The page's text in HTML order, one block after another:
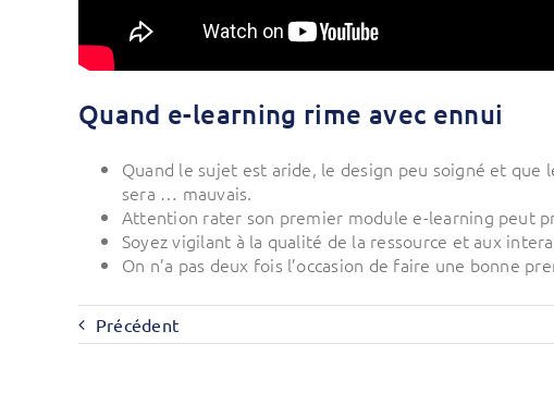
Quand e-learning rime avec ennui
Quand le sujet est aride, le design peu soigné et
sera … mauvais.
Attention rater son premier module e-learning peut
Soyez vigilant à la qualité de la ressource et aux
On n’a pas deux fois l’occasion de faire une bonne
Précédent